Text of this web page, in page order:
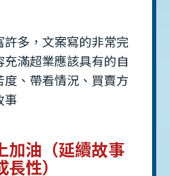
多，文案寫的非常完
滿超業應該具有的自
、帶看情況、買賣方
事
加油（延續故事
性）